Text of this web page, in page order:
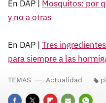
En DAP | Mosquitos: por
y no a otras
En DAP | Tres
para siempre a las
TEMAS Actualidad